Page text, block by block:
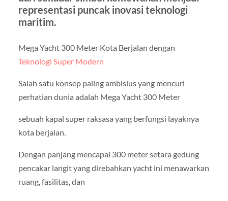
representasi puncak inovasi teknologi
maritim.
Mega Yacht 300 Meter Kota Berjalan dengan
Teknologi Super Modern
Salah satu konsep paling ambisius yang mencuri
perhatian dunia adalah Mega Yacht 300 Meter
sebuah kapal super raksasa yang berfungsi layaknya
kota berjalan.
Dengan panjang mencapai 300 meter setara gedung
pencakar langit yang direbahkan yacht ini menawarkan
ruang, fasilitas, dan